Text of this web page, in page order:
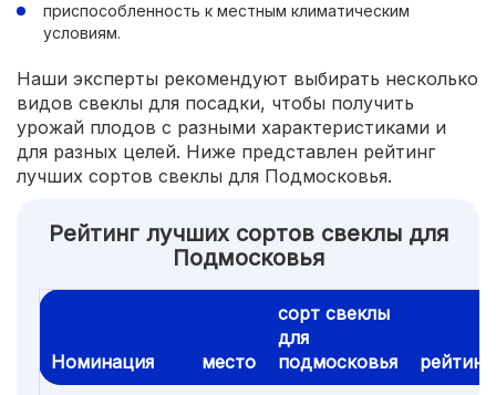
приспособленность к местным климатическим
условиям.
Наши эксперты рекомендуют выбирать несколько
видов свеклы для посадки, чтобы получить
урожай плодов с разными характеристиками и
для разных целей. Ниже представлен рейтинг
лучших сортов свеклы для Подмосковья.
Рейтинг лучших сортов свеклы для
Подмосковья
Номинация место
сорт свеклы
для
подмосковья
рейтинг